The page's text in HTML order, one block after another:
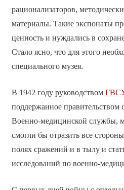
рационализаторов,
материалы. Такие экспонаты
ценность и нуждались в
Стало ясно, что для этого
специального музея.
В 1942 году руководством
поддержанное правительством
Военно-медицинской службы,
смогли бы отразить все
полях сражений и в тылу и
исследований по военно-